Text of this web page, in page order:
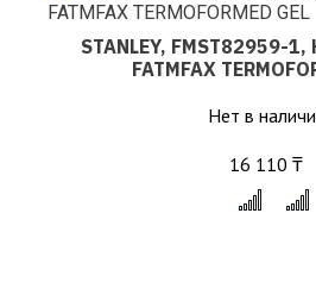
STANLEY, FMST82959-
FATMFAX
Нет в
16 110 ₸